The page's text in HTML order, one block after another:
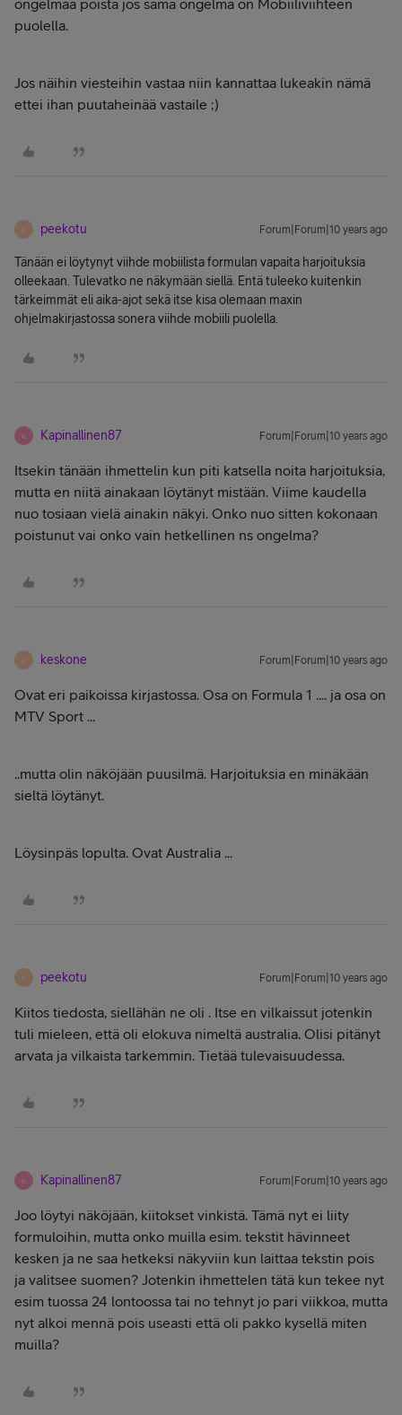
ongelmaa poista jos sama ongelma on Mobiiliviihteen
puolella.
Jos näihin viesteihin vastaa niin kannattaa lukeakin nämä
ettei ihan puutaheinää vastaile ;)
P peekotu Forum|Forum|10 years ago
Tänään ei löytynyt viihde mobiilista formulan vapaita harjoituksia
olleekaan. Tulevatko ne näkymään siellä. Entä tuleeko kuitenkin
tärkeimmät eli aika-ajot sekä itse kisa olemaan maxin
ohjelmakirjastossa sonera viihde mobiili puolella.
K Kapinallinen87 Forum|Forum|10 years ago
Itsekin tänään ihmettelin kun piti katsella noita harjoituksia,
mutta en niitä ainakaan löytänyt mistään. Viime kaudella
nuo tosiaan vielä ainakin näkyi. Onko nuo sitten kokonaan
poistunut vai onko vain hetkellinen ns ongelma?
K keskone Forum|Forum|10 years ago
Ovat eri paikoissa kirjastossa. Osa on Formula 1 .... ja osa on
MTV Sport ...
..mutta olin näköjään puusilmä. Harjoituksia en minäkään
sieltä löytänyt.
Löysinpäs lopulta. Ovat Australia ...
P peekotu Forum|Forum|10 years ago
Kiitos tiedosta, siellähän ne oli . Itse en vilkaissut jotenkin
tuli mieleen, että oli elokuva nimeltä australia. Olisi pitänyt
arvata ja vilkaista tarkemmin. Tietää tulevaisuudessa.
K Kapinallinen87 Forum|Forum|10 years ago
Joo löytyi näköjään, kiitokset vinkistä. Tämä nyt ei liity
formuloihin, mutta onko muilla esim. tekstit hävinneet
kesken ja ne saa hetkeksi näkyviin kun laittaa tekstin pois
ja valitsee suomen? Jotenkin ihmettelen tätä kun tekee nyt
esim tuossa 24 lontoossa tai no tehnyt jo pari viikkoa, mutta
nyt alkoi mennä pois useasti että oli pakko kysellä miten
muilla?